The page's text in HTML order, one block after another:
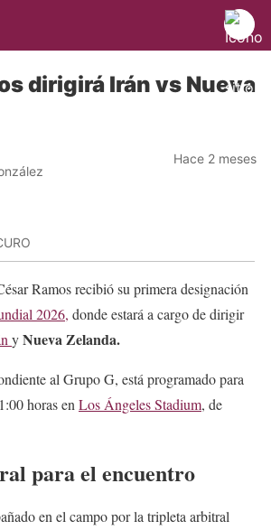
dirigirá Irán vs Nueva
Hace 2 meses
Ramos recibió su primera designación
2026, donde estará a cargo de dirigir
yNueva Zelanda.
al Grupo G, está programado para
horas enLos Ángeles Stadium, de
para el encuentro
en el campo por la tripleta arbitral